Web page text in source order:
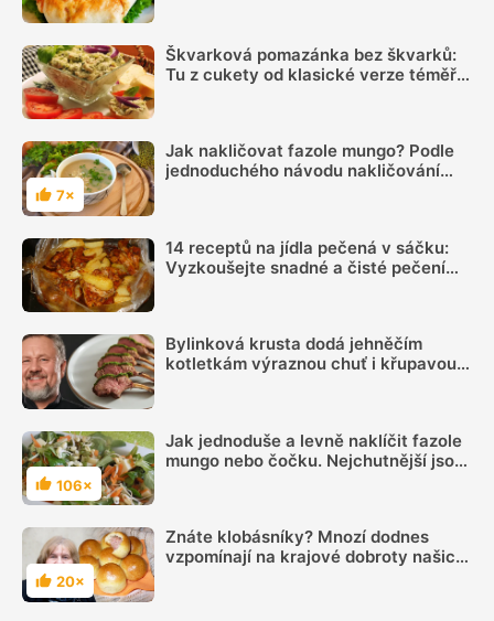
Škvarková pomazánka bez škvarků:
Tu z cukety od klasické verze téměř
Hodnocení
7×
Jak nakličovat fazole mungo? Podle
jednoduchého návodu nakličování
14 receptů na jídla pečená v sáčku:
Vyzkoušejte snadné a čisté pečení
Bylinková krusta dodá jehněčím
kotletkám výraznou chuť i křupavou
Hodnocení
106×
Jak jednoduše a levně naklíčit fazole
mungo nebo čočku. Nejchutnější jsou
Hodnocení
20×
Znáte klobásníky? Mnozí dodnes
vzpomínají na krajové dobroty našich